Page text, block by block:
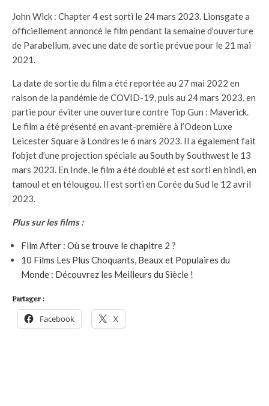
John Wick : Chapter 4 est sorti le 24 mars 2023. Lionsgate a
officiellement annoncé le film pendant la semaine d’ouverture
de Parabellum, avec une date de sortie prévue pour le 21 mai
2021.
La date de sortie du film a été reportée au 27 mai 2022 en
raison de la pandémie de COVID-19, puis au 24 mars 2023, en
partie pour éviter une ouverture contre Top Gun : Maverick.
Le film a été présenté en avant-première à l’Odeon Luxe
Leicester Square à Londres le 6 mars 2023. Il a également fait
l’objet d’une projection spéciale au South by Southwest le 13
mars 2023. En Inde, le film a été doublé et est sorti en hindi, en
tamoul et en télougou. Il est sorti en Corée du Sud le 12 avril
2023.
Plus sur les films :
Film After : Où se trouve le chapitre 2 ?
10 Films Les Plus Choquants, Beaux et Populaires du
Monde : Découvrez les Meilleurs du Siècle !
Partager :
Facebook X